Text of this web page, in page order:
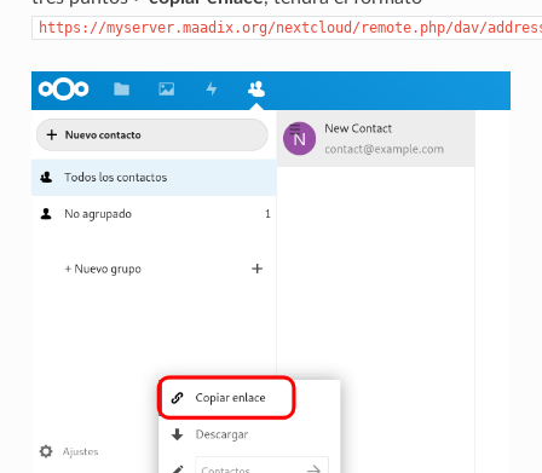
https://myserver.maadix.org/nextcloud/remote.php/dav/